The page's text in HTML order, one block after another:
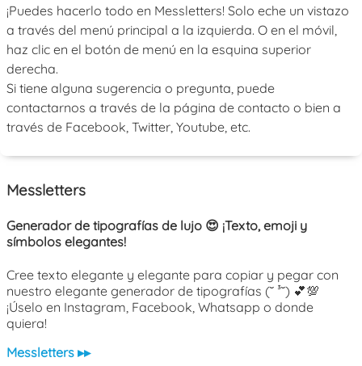
¡Puedes hacerlo todo en Messletters! Solo eche un vistazo
a través del menú principal a la izquierda. O en el móvil,
haz clic en el botón de menú en la esquina superior
derecha.
Si tiene alguna sugerencia o pregunta, puede
contactarnos a través de la página de contacto o bien a
través de Facebook, Twitter, Youtube, etc.
Messletters
Generador de tipografías de lujo 😍 ¡Texto, emoji y
símbolos elegantes!
Cree texto elegante y elegante para copiar y pegar con
nuestro elegante generador de tipografías (˘ ³˘) 💕💯
¡Úselo en Instagram, Facebook, Whatsapp o donde
quiera!
Messletters ▸▸